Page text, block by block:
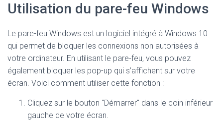
Utilisation du pare-feu Windows
Le pare-feu Windows est un logiciel intégré à Windows 10
qui permet de bloquer les connexions non autorisées à
votre ordinateur. En utilisant le pare-feu, vous pouvez
également bloquer les pop-up qui s’affichent sur votre
écran. Voici comment utiliser cette fonction :
Cliquez sur le bouton "Démarrer" dans le coin inférieur
gauche de votre écran.